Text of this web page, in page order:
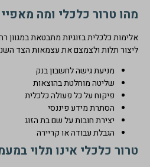
מהו טרור כלכלי ומה
אלימות כלכלית בזוגיות מתבטאת במגוון
ליצור תלות ולצמצם את עצמאות הצד
מניעת גישה לחשבון בנק
שליטה מוחלטת בהוצאות
פיקוח על כל פעולה כלכלית
הסתרת מידע פיננסי
יצירת חובות על שם בת הזוג
הגבלת עבודה או קריירה
טרור כלכלי אינו תלוי